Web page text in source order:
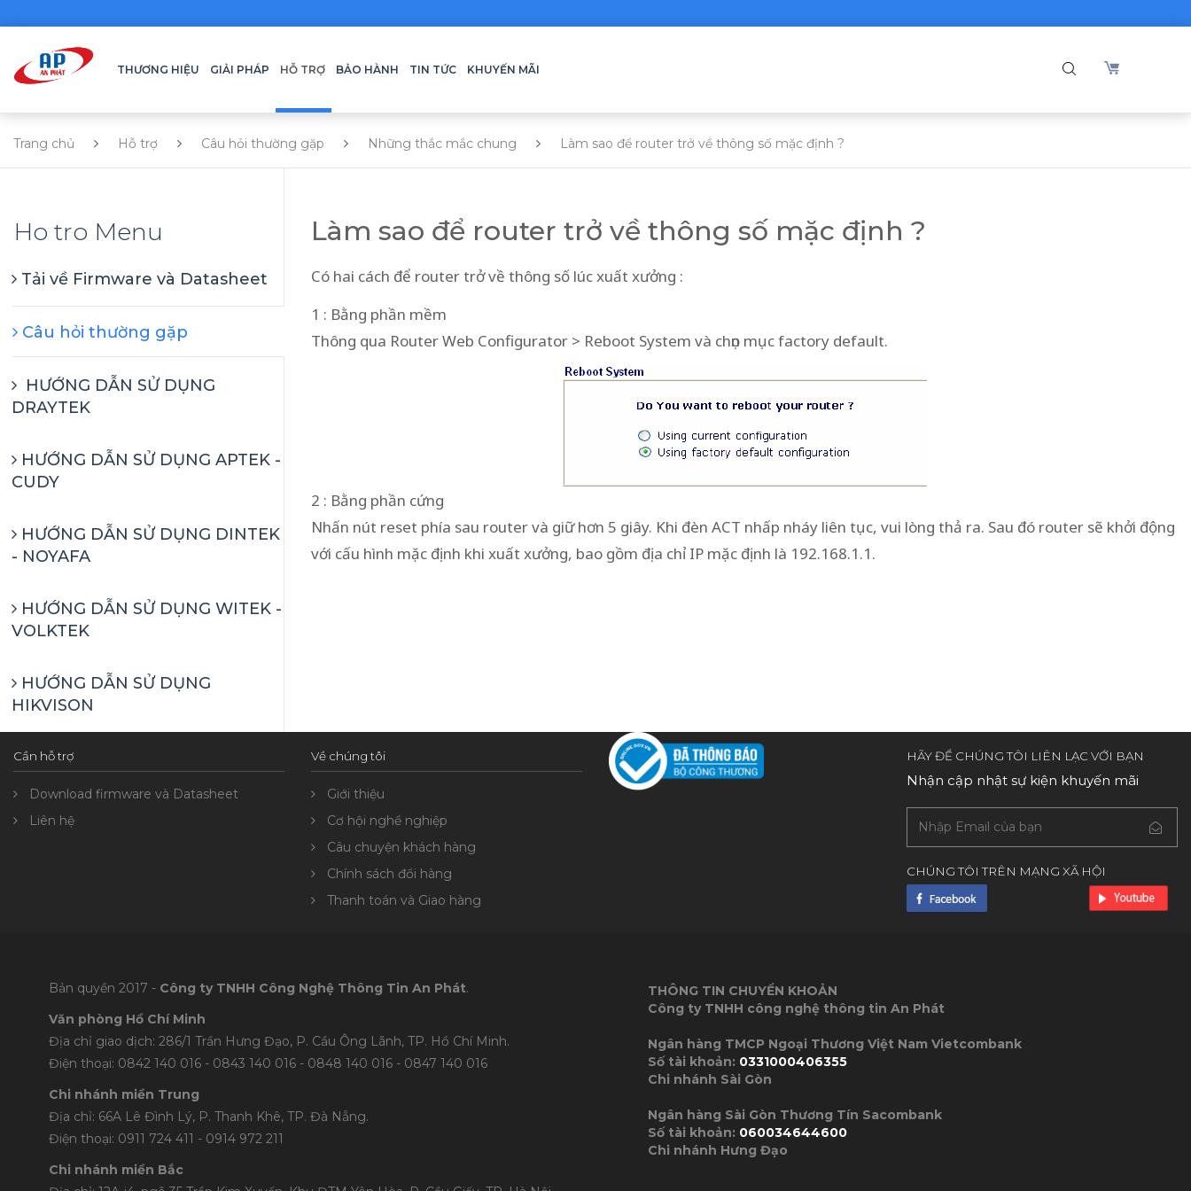
THƯƠNG HIỆU GIẢI PHÁP HỖ TRỢ BẢO HÀNH TIN TỨC KHUYẾN MÃI
Trang chủ Hỗ trợ Câu hỏi thường gặp Những thắc mắc chung Làm sao để router trở về thông số mặc định ?
Ho tro Menu
Tải về Firmware và Datasheet
Câu hỏi thường gặp
HƯỚNG DẪN SỬ DỤNG
DRAYTEK
HƯỚNG DẪN SỬ DỤNG APTEK -
CUDY
HƯỚNG DẪN SỬ DỤNG DINTEK
- NOYAFA
HƯỚNG DẪN SỬ DỤNG WITEK -
VOLKTEK
HƯỚNG DẪN SỬ DỤNG
HIKVISON
Làm sao để router trở về thông số mặc định ?
Có hai cách để router trở về thông số lúc xuất xưởng :
1 : Bằng phần mềm
Thông qua Router Web Configurator > Reboot System và chọn mục factory default.
2 : Bằng phần cứng
Nhấn nút reset phía sau router và giữ hơn 5 giây. Khi đèn ACT nhấp nháy liên tục, vui lòng thả ra. Sau đó router sẽ khởi động
với cấu hình mặc định khi xuất xưởng, bao gồm địa chỉ IP mặc định là 192.168.1.1.
Cần hỗ trợ
Download firmware và Datasheet
Liên hệ
Về chúng tôi
Giới thiệu
Cơ hội nghề nghiệp
Câu chuyện khách hàng
Chính sách đổi hàng
Thanh toán và Giao hàng
HÃY ĐỂ CHÚNG TÔI LIÊN LẠC VỚI BẠN
Nhận cập nhật sự kiện khuyến mãi
CHÚNG TÔI TRÊN MẠNG XÃ HỘI
Bản quyền 2017 - Công ty TNHH Công Nghệ Thông Tin An Phát.
Văn phòng Hồ Chí Minh
Địa chỉ giao dịch: 286/1 Trần Hưng Đạo, P. Cầu Ông Lãnh, TP. Hồ Chí Minh.
Điện thoại: 0842 140 016 - 0843 140 016 - 0848 140 016 - 0847 140 016
Chi nhánh miền Trung
Địa chỉ: 66A Lê Đình Lý, P. Thanh Khê, TP. Đà Nẵng.
Điện thoại: 0911 724 411 - 0914 972 211
Chi nhánh miền Bắc
THÔNG TIN CHUYỂN KHOẢN
Công ty TNHH công nghệ thông tin An Phát
Ngân hàng TMCP Ngoại Thương Việt Nam Vietcombank
Số tài khoản: 0331000406355
Chi nhánh Sài Gòn
Ngân hàng Sài Gòn Thương Tín Sacombank
Số tài khoản: 060034644600
Chi nhánh Hưng Đạo